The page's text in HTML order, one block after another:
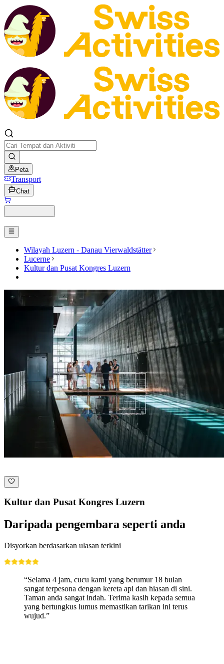
Peta
Transport
Chat
Wilayah Luzern - Danau Vierwaldstätter
Lucerne
Kultur dan Pusat Kongres Luzern
Kultur dan Pusat Kongres Luzern
Daripada pengembara seperti anda
Disyorkan berdasarkan ulasan terkini
“Selama 4 jam, cucu kami yang berumur 18 bulan
sangat terpesona dengan kereta api dan hiasan di sini.
Taman anda sangat indah. Terima kasih kepada semua
yang bertungkus lumus memastikan tarikan ini terus
wujud.”